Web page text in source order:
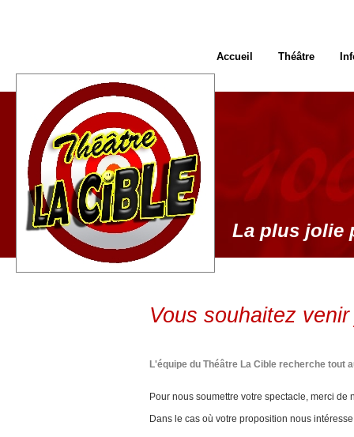
Vous souhaitez
L'équipe du Théâtre La Cible recherche tout
Pour nous soumettre votre spectacle, merci
Dans le cas où votre proposition nous
La plus jolie
Accueil Théâtre